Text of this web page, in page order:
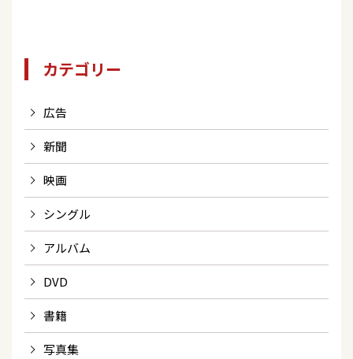
カテゴリー
広告
新聞
映画
シングル
アルバム
DVD
書籍
写真集